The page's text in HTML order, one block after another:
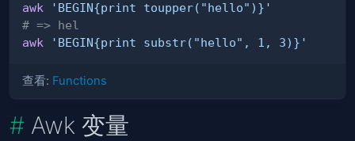
awk
'BEGIN{print toupper("hello")}'
# => hel
awk
'BEGIN{print substr("hello", 1, 3)}'
查看: Functions
Awk 变量